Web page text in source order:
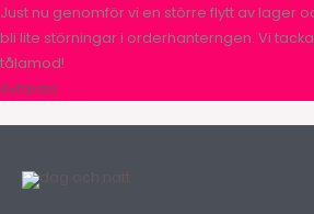
Just nu genomför vi en större flytt av lager
bli lite störningar i orderhanterngen. Vi
tålamod!
Avfärda
Hoppa
till
innehåll
metallbokstav